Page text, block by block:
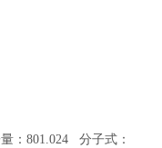
： 801.024 分子式：